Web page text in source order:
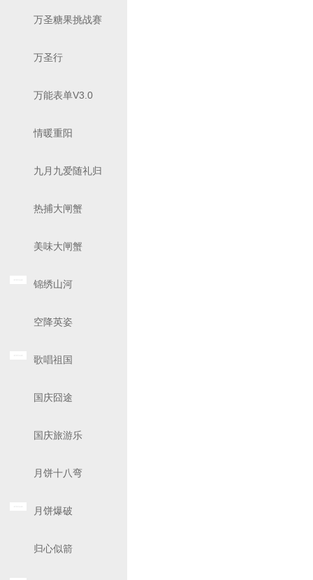
万圣糖果挑战赛
万圣行
万能表单V3.0
情暖重阳
九月九爱随礼归
热捕大闸蟹
美味大闸蟹
锦绣山河
空降英姿
歌唱祖国
国庆囧途
国庆旅游乐
月饼十八弯
月饼爆破
归心似箭